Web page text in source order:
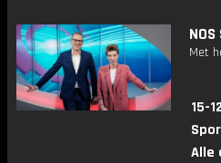
Met
15-
Alle